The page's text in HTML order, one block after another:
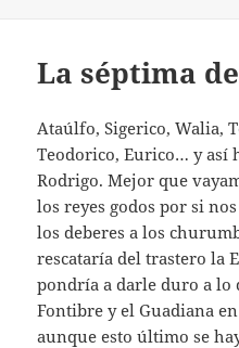
La séptima
Ataúlfo, Sigerico, Walia,
Teodorico, Eurico… y así
Rodrigo. Mejor que
los reyes godos por si
los deberes a los
rescataría del trastero la
pondría a darle duro a lo
Fontibre y el Guadiana
aunque esto último se